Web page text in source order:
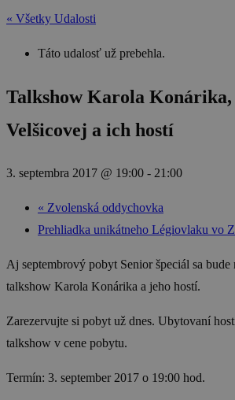
« Všetky Udalosti
Táto udalosť už prebehla.
Talkshow Karola
Velšicovej a ich hostí
3. septembra 2017 @ 19:00 - 21:00
« Zvolenská oddychovka
Prehliadka unikátneho Légiovlaku vo
Aj septembrový pobyt Senior špeciál sa
talkshow Karola Konárika a jeho hostí.
Zarezervujte si pobyt už dnes. Ubytovaní
talkshow v cene pobytu.
Termín: 3. september 2017 o 19:00 hod.